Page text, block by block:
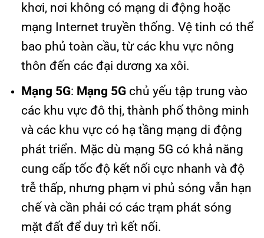
khơi, nơi không có mạng di động hoặc
mạng Internet truyền thống. Vệ tinh có thể
bao phủ toàn cầu, từ các khu vực nông
thôn đến các đại dương xa xôi.
Mạng 5G: Mạng 5Gchủ yếu tập trung vào
các khu vực đô thị, thành phố thông minh
và các khu vực có hạ tầng mạng di động
phát triển. Mặc dù mạng 5G có khả năng
cung cấp tốc độ kết nối cực nhanh và độ
trễ thấp, nhưng phạm vi phủ sóng vẫn hạn
chế và cần phải có các trạm phát sóng
mặt đất để duy trì kết nối.